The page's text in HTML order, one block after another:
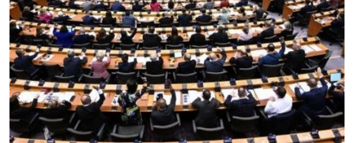
Aplicar al Requerimiento
Empresa en Jalisco
Requiere:
LOGÍSTICA